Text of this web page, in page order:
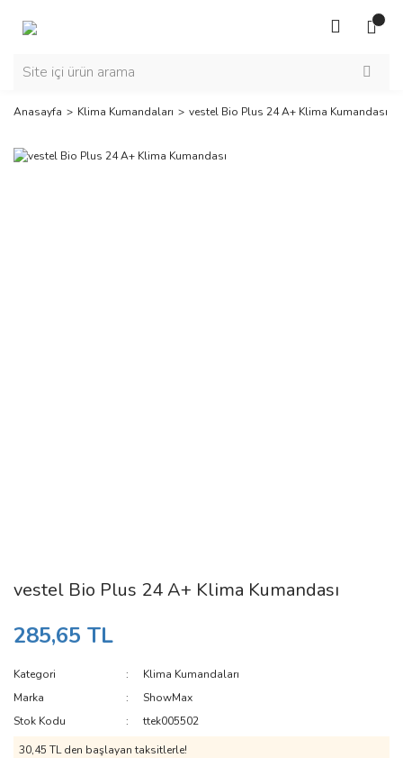
Anasayfa Klima Kumandaları vestel Bio Plus 24 A+ Klima Kumandası
vestel Bio Plus 24 A+ Klima Kumandası
285,65 TL
Kategori
Klima Kumandaları
Marka
ShowMax
Stok Kodu
ttek005502
30,45 TL den başlayan taksitlerle!